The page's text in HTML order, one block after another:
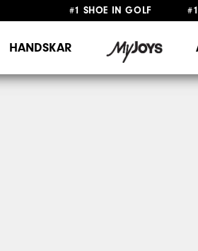
#1 SHOE IN GOLF #1
HANDSKAR